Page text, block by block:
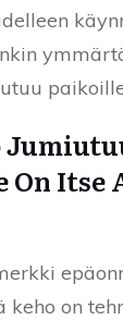
On Itse
keho on